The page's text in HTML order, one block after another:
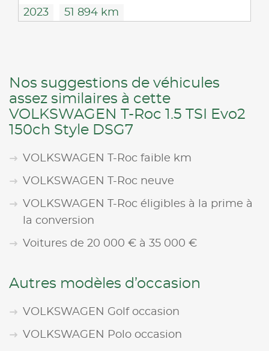
2023 51 894 km
Nos suggestions de véhicules
assez similaires à cette
VOLKSWAGEN T-Roc 1.5 TSI Evo2
150ch Style DSG7
VOLKSWAGEN T-Roc faible km
VOLKSWAGEN T-Roc neuve
VOLKSWAGEN T-Roc éligibles à la prime à
la conversion
Voitures de 20 000 € à 35 000 €
Autres modèles d’occasion
VOLKSWAGEN Golf occasion
VOLKSWAGEN Polo occasion